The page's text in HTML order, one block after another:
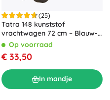
(25)
Tatra 148 kunststof
vrachtwagen 72 cm – Blauw-
roodOp voorraad
€ 33,50
In mandje